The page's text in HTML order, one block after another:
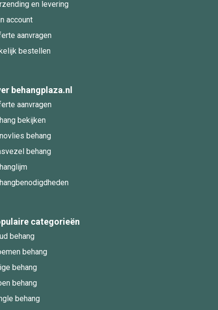
en levering
account
aanvragen
bestellen
behangplaza.nl
aanvragen
bekijken
behang
behang
categorieën
behang
behang
behang
behang
behang